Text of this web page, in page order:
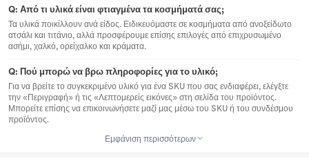
Q: Από τι υλικά είναι φτιαγμένα τα κοσμήματά σας;
Τα υλικά ποικίλλουν ανά είδος. Ειδικευόμαστε σε κοσμήματα από ανοξείδωτο
ατσάλι και τιτάνιο, αλλά προσφέρουμε επίσης επιλογές από επιχρυσωμένο
ασήμι, χαλκό, ορείχαλκο και κράματα.
Q: Πού μπορώ να βρω πληροφορίες για το υλικό;
Για να βρείτε το συγκεκριμένο υλικό για ένα SKU που σας ενδιαφέρει, ελέγξτε
την «Περιγραφή» ή τις «Λεπτομερείς εικόνες» στη σελίδα του προϊόντος.
Μπορείτε επίσης να επικοινωνήσετε μαζί μας μέσω του SKU ή του συνδέσμου
προϊόντος.
Εμφάνιση περισσότερων